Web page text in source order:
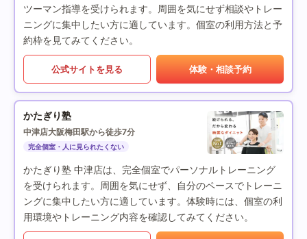
ツーマン指導を受けられます。周囲を気にせず相談やトレー
ニングに集中したい方に適しています。個室の利用方法と予
約枠を見てみてください。
公式サイトを見る 体験・相談予約
かたぎり塾
中津店大阪梅田駅から徒歩7分
完全個室・人に見られたくない
かたぎり塾 中津店は、完全個室でパーソナルトレーニング
を受けられます。周囲を気にせず、自分のペースでトレーニ
ングに集中したい方に適しています。体験時には、個室の利
用環境やトレーニング内容を確認してみてください。